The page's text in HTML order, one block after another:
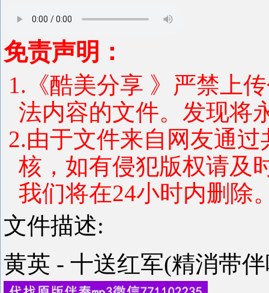
免责声明：
1.《酷美分享 》严禁上
法内容的文件。发现将
2.由于文件来自网友通
核，如有侵犯版权请及
我们将在24小时内删除
文件描述:
黄英 - 十送红军(精消带